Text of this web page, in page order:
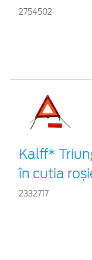
2754502
Kalff*
în cutia
2332717